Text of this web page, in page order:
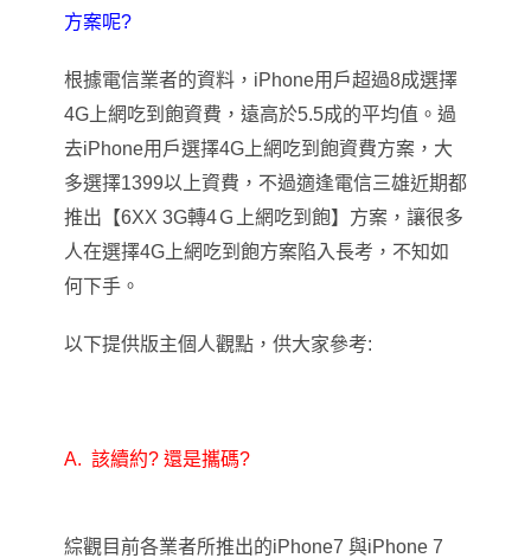
方案呢?
根據電信業者的資料，iPhone用戶超過8成選擇
4G上網吃到飽資費，遠高於5.5成的平均值。過
去iPhone用戶選擇4G上網吃到飽資費方案，大
多選擇1399以上資費，不過適逢電信三雄近期都
推出 【6XX 3G轉4Ｇ上網吃到飽】 方案 ， 讓很多
人在選擇4G上網吃到飽方案陷入長考 ， 不知如
何下手。
以下提供版主個人觀點 ， 供大家參考:
A. 該續約? 還是攜碼?
綜觀目前各業者所推出的iPhone7 與iPhone 7